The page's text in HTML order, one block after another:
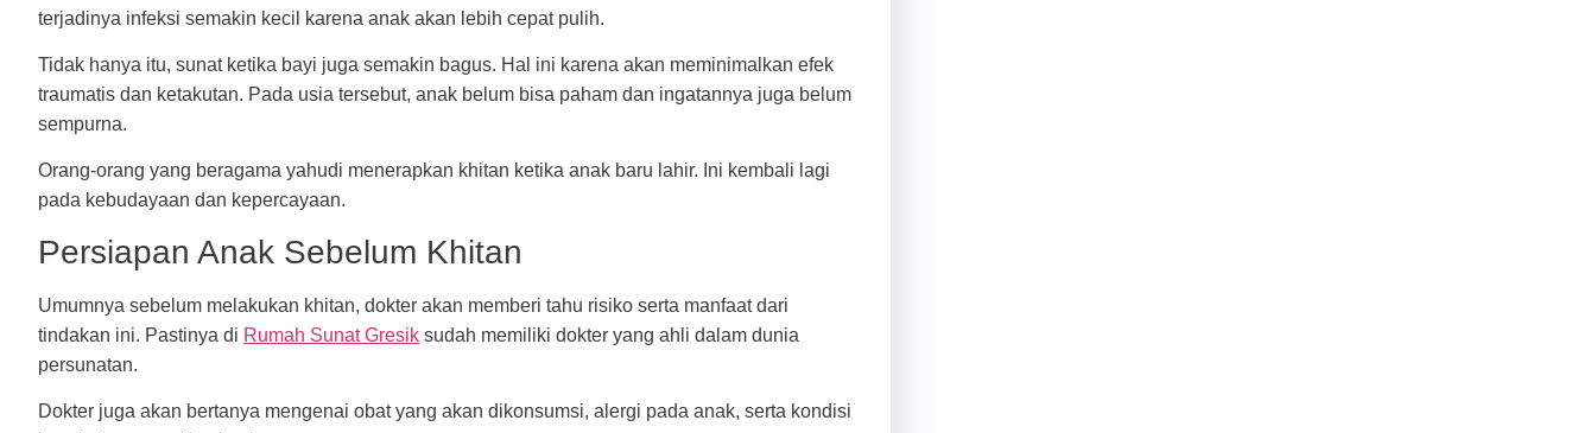
terjadinya infeksi semakin kecil karena anak akan lebih cepat pulih.
Tidak hanya itu, sunat ketika bayi juga semakin bagus. Hal ini karena akan meminimalkan efek
traumatis dan ketakutan. Pada usia tersebut, anak belum bisa paham dan ingatannya juga belum
sempurna.
Orang-orang yang beragama yahudi menerapkan khitan ketika anak baru lahir. Ini kembali lagi
pada kebudayaan dan kepercayaan.
Persiapan Anak Sebelum Khitan
Umumnya sebelum melakukan khitan, dokter akan memberi tahu risiko serta manfaat dari
tindakan ini. Pastinya di Rumah Sunat Gresik sudah memiliki dokter yang ahli dalam dunia
persunatan.
Dokter juga akan bertanya mengenai obat yang akan dikonsumsi, alergi pada anak, serta kondisi